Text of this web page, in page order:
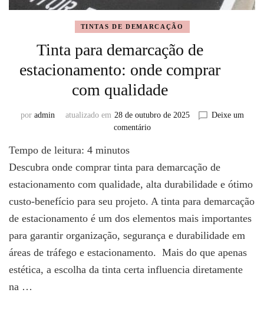
TINTAS DE DEMARCAÇÃO
Tinta para demarcação de
estacionamento: onde comprar
com qualidade
por admin atualizado em 28 de outubro de 2025
Deixe um
comentárioem
demarcação
estacionamento:
onde
qualidade
Tempo de leitura: 4 minutos
Descubra onde comprar tinta para demarcação de
estacionamento com qualidade, alta durabilidade e ótimo
custo-benefício para seu projeto. A tinta para demarcação
de estacionamento é um dos elementos mais importantes
para garantir organização, segurança e durabilidade em
áreas de tráfego e estacionamento. Mais do que apenas
estética, a escolha da tinta certa influencia diretamente
na …